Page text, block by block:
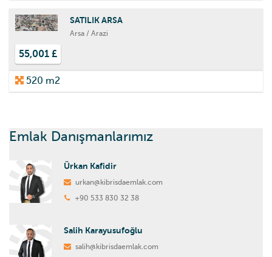
SATILIK ARSA
Arsa / Arazi
55,001 £
520 m2
Emlak Danışmanlarımız
Ürkan Kafidir
urkan@kibrisdaemlak.com
+90 533 830 32 38
Salih Karayusufoğlu
salih@kibrisdaemlak.com